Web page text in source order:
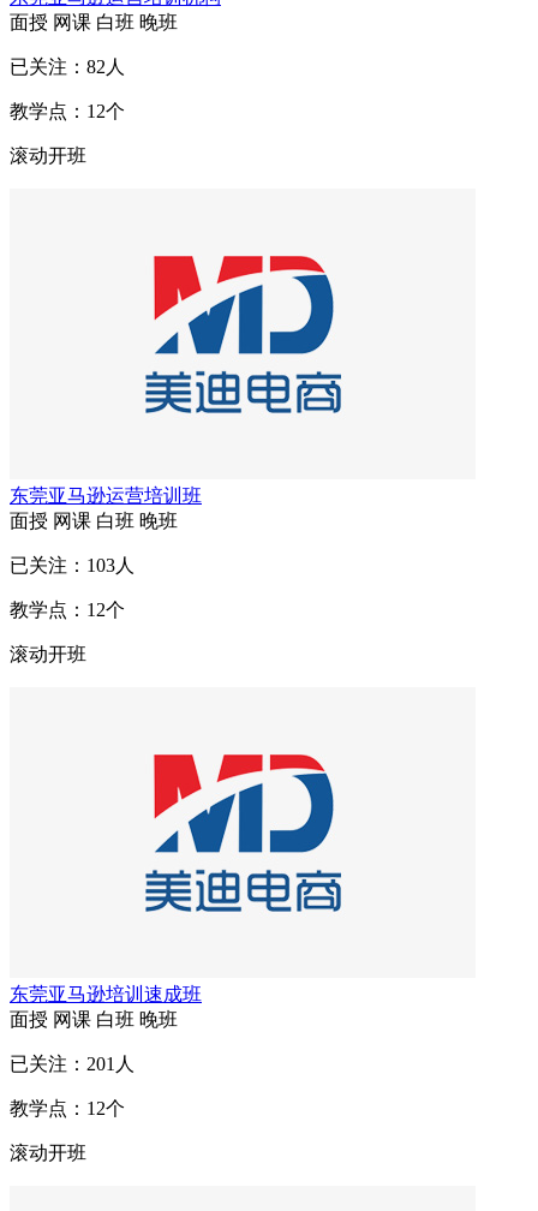
面授 网课 白班 晚班
已关注： 82 人
教学点： 12个
滚动开班
东莞亚马逊运营培训班
面授 网课 白班 晚班
已关注： 103人
教学点： 12个
滚动开班
东莞亚马逊培训速成班
面授 网课 白班 晚班
已关注： 201 人
教学点： 12个
滚动开班